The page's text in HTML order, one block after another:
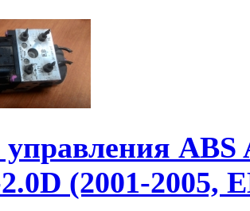
(2001-2005,